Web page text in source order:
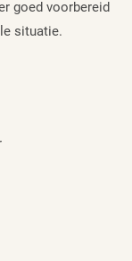
goed voorbereid
situatie.